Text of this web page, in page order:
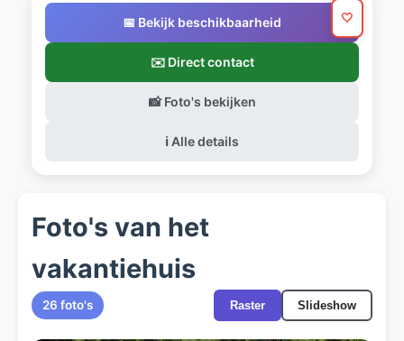
📅 Bekijk beschikbaarheid
✉️ Direct contact
📸 Foto's bekijken
ℹ️ Alle details
🤍
Foto's van het
vakantiehuis
26 foto's Raster Slideshow